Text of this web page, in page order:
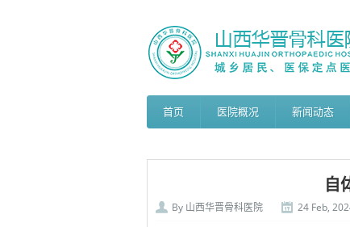
首页 医院概况 新闻动态
自
By 山西华晋骨科医院 24 Feb,